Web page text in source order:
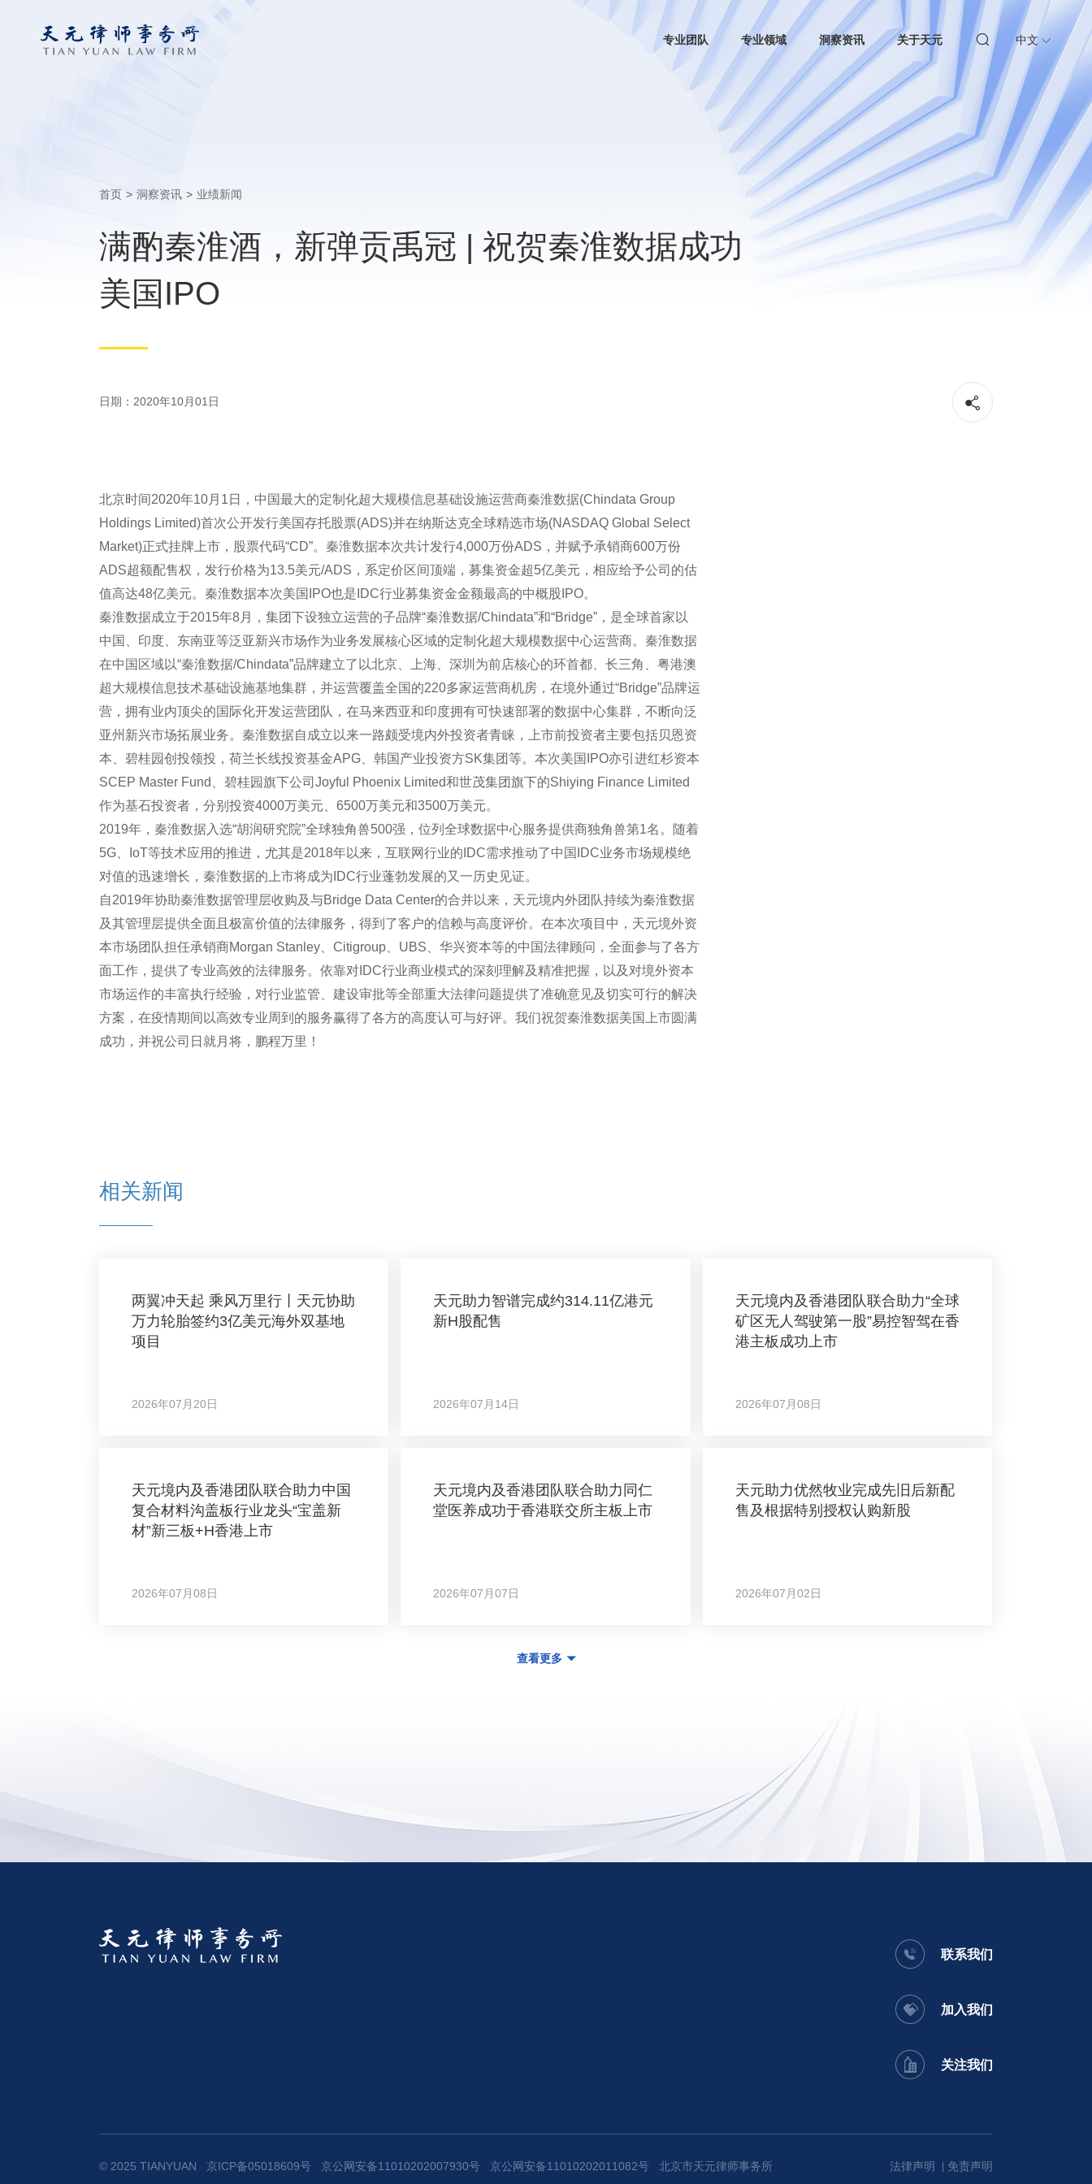
专业团队 专业领域 洞察资讯 关于天元 中文
首页 > 洞察资讯 > 业绩新闻
满酌秦淮酒，新弹贡禹冠 | 祝贺秦淮数据成功
美国IPO
日期：2020年10月01日
北京时间2020年10月1日，中国最大的定制化超大规模信息基础设施运营商秦淮数据(Chindata Group
Holdings Limited)首次公开发行美国存托股票(ADS)并在纳斯达克全球精选市场(NASDAQ Global Select
Market)正式挂牌上市，股票代码“CD”。秦淮数据本次共计发行4,000万份ADS，并赋予承销商600万份
ADS超额配售权，发行价格为13.5美元/ADS，系定价区间顶端，募集资金超5亿美元，相应给予公司的估
值高达48亿美元。秦淮数据本次美国IPO也是IDC行业募集资金金额最高的中概股IPO。
秦淮数据成立于2015年8月，集团下设独立运营的子品牌“秦淮数据/Chindata”和“Bridge”，是全球首家以
中国、印度、东南亚等泛亚新兴市场作为业务发展核心区域的定制化超大规模数据中心运营商。秦淮数据
在中国区域以“秦淮数据/Chindata”品牌建立了以北京、上海、深圳为前店核心的环首都、长三角、粤港澳
超大规模信息技术基础设施基地集群，并运营覆盖全国的220多家运营商机房，在境外通过“Bridge”品牌运
营，拥有业内顶尖的国际化开发运营团队，在马来西亚和印度拥有可快速部署的数据中心集群，不断向泛
亚州新兴市场拓展业务。秦淮数据自成立以来一路颇受境内外投资者青睐，上市前投资者主要包括贝恩资
本、碧桂园创投领投，荷兰长线投资基金APG、韩国产业投资方SK集团等。本次美国IPO亦引进红杉资本
SCEP Master Fund、碧桂园旗下公司Joyful Phoenix Limited和世茂集团旗下的Shiying Finance Limited
作为基石投资者，分别投资4000万美元、6500万美元和3500万美元。
2019年，秦淮数据入选“胡润研究院”全球独角兽500强，位列全球数据中心服务提供商独角兽第1名。随着
5G、IoT等技术应用的推进，尤其是2018年以来，互联网行业的IDC需求推动了中国IDC业务市场规模绝
对值的迅速增长，秦淮数据的上市将成为IDC行业蓬勃发展的又一历史见证。
自2019年协助秦淮数据管理层收购及与Bridge Data Center的合并以来，天元境内外团队持续为秦淮数据
及其管理层提供全面且极富价值的法律服务，得到了客户的信赖与高度评价。在本次项目中，天元境外资
本市场团队担任承销商Morgan Stanley、Citigroup、UBS、华兴资本等的中国法律顾问，全面参与了各方
面工作，提供了专业高效的法律服务。依靠对IDC行业商业模式的深刻理解及精准把握，以及对境外资本
市场运作的丰富执行经验，对行业监管、建设审批等全部重大法律问题提供了准确意见及切实可行的解决
方案，在疫情期间以高效专业周到的服务赢得了各方的高度认可与好评。我们祝贺秦淮数据美国上市圆满
成功，并祝公司日就月将，鹏程万里！
相关新闻
两翼冲天起 乘风万里行丨天元协助
万力轮胎签约3亿美元海外双基地
项目
2026年07月20日
天元助力智谱完成约314.11亿港元
新H股配售
2026年07月14日
天元境内及香港团队联合助力“全球
矿区无人驾驶第一股”易控智驾在香
港主板成功上市
2026年07月08日
天元境内及香港团队联合助力中国
复合材料沟盖板行业龙头“宝盖新
材”新三板+H香港上市
2026年07月08日
天元境内及香港团队联合助力同仁
堂医养成功于香港联交所主板上市
2026年07月07日
天元助力优然牧业完成先旧后新配
售及根据特别授权认购新股
2026年07月02日
查看更多
联系我们
加入我们
关注我们
© 2025 TIANYUAN 京ICP备05018609号 京公网安备11010202007930号 京公网安备11010202011082号 北京市天元律师事务所 法律声明 免责声明